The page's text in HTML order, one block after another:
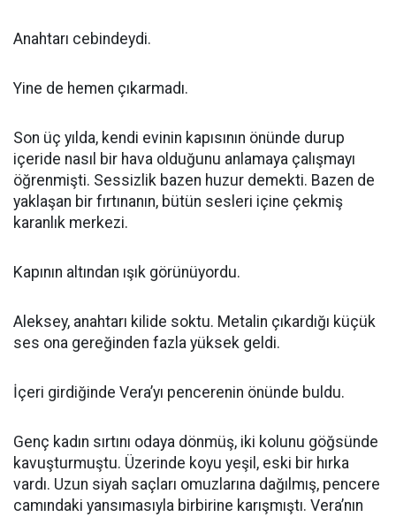
Anahtarı cebindeydi.
Yine de hemen çıkarmadı.
Son üç yılda, kendi evinin kapısının önünde durup
içeride nasıl bir hava olduğunu anlamaya çalışmayı
öğrenmişti. Sessizlik bazen huzur demekti. Bazen de
yaklaşan bir fırtınanın, bütün sesleri içine çekmiş
karanlık merkezi.
Kapının altından ışık görünüyordu.
Aleksey, anahtarı kilide soktu. Metalin çıkardığı küçük
ses ona gereğinden fazla yüksek geldi.
İçeri girdiğinde Vera’yı pencerenin önünde buldu.
Genç kadın sırtını odaya dönmüş, iki kolunu göğsünde
kavuşturmuştu. Üzerinde koyu yeşil, eski bir hırka
vardı. Uzun siyah saçları omuzlarına dağılmış, pencere
camındaki yansımasıyla birbirine karışmıştı. Vera’nın